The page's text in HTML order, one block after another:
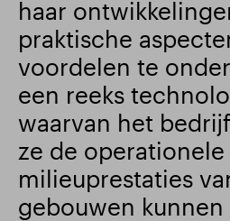
haar
praktische
voordelen te
een reeks
waarvan het
ze de operationele
milieuprestaties
gebouwen